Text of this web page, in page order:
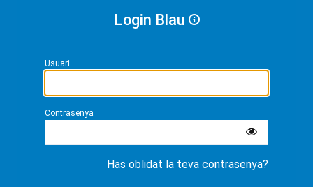
Login Blau
Usuari
Contrasenya
Has oblidat la teva contrasenya?